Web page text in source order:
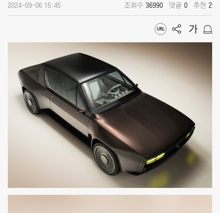
2024-09-06 15:45 조회수 36990 댓글 0 추천 2